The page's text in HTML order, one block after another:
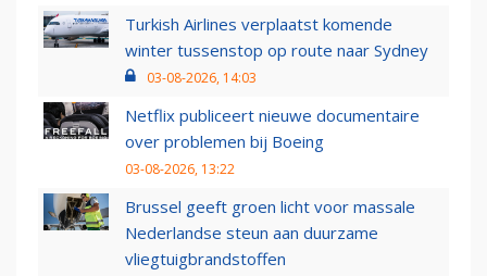
Turkish Airlines verplaatst komende
winter tussenstop op route naar Sydney
03-08-2026, 14:03
Netflix publiceert nieuwe documentaire
over problemen bij Boeing
03-08-2026, 13:22
Brussel geeft groen licht voor massale
Nederlandse steun aan duurzame
vliegtuigbrandstoffen